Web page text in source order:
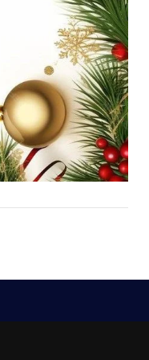
Ботев" 43